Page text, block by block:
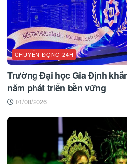
CHUYỂN ĐỘNG 24H
Trường Đại học Gia Định
năm phát triển bền vững
01/08/2026